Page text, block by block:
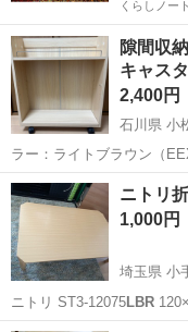
くらしノート
隙間収
キャス
2,400円
石川県 小
ラー：ライトブラウン（
WG07WH）…
石川 小松市 小松駅
ニトリ
1,000円
埼玉県 小
ニトリ ST3-12075LBR